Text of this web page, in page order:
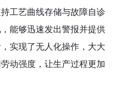
工艺曲线存储与故障自诊
能够迅速发出警报并提供
实现了无人化操作，大大
动强度，让生产过程更加